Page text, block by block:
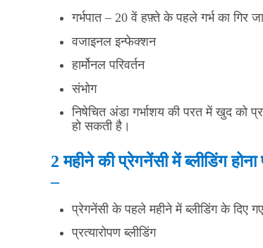
गर्भपात – 20 वें हफ़्ते के पहले गर्भ का गिर
वजाइनल इन्फेक्शन
हार्मोनल परिवर्तन
संभोग
निषेचित अंडा गर्भाशय की परत में खुद को
हो सकती है।
2 महीने की प्रेगनेंसी में ब्लीडिंग
–
प्रेगनेंसी के पहले महीने में ब्लीडिंग के दिए
प्रत्यारोपण ब्लीडिंग